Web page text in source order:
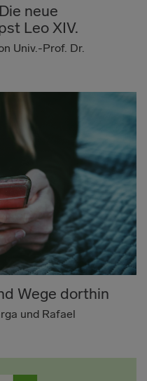
neue
Leo XIV.
Univ.-Prof. Dr.
Wege dorthin
und Rafael